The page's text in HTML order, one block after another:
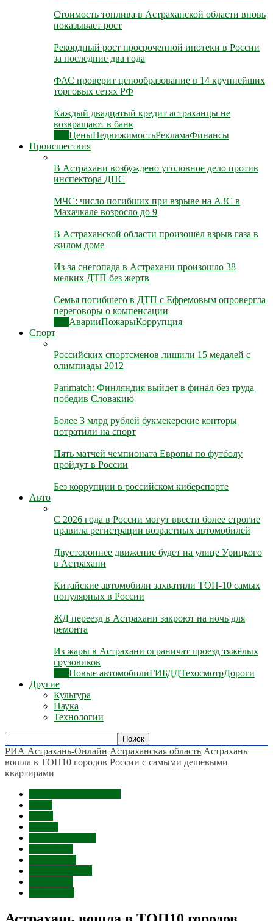
Стоимость топлива в Астраханской области вновь
показывает рост
Рекордный рост просроченной ипотеки в России
за последние два года
ФАС проверит ценообразование в 14 крупнейших
торговых сетях РФ
Каждый двадцатый кредит астраханцы не
возвращают в банк
ЦеныНедвижимостьРекламаФинансы
Происшествия
В Астрахани возбуждено уголовное дело против
инспектора ДПС
МЧС: число погибших при взрыве на АЗС в
Махачкале возросло до 9
В Астраханской области произошёл взрыв газа в
жилом доме
Из-за снегопада в Астрахани произошло 38
мелких ДТП без жертв
Семья погибшего в ДТП с Ефремовым опровергла
переговоры о компенсации
АварииПожарыКоррупция
Спорт
Российских спортсменов лишили 15 медалей с
олимпиады 2012
Parimatch: Финляндия выйдет в финал без труда
победив Словакию
Более 3 млрд рублей букмекерские конторы
потратили на спорт
Пять матчей чемпионата Европы по футболу
пройдут в России
Без коррупции в российском киберспорте
Авто
С 2026 года в России могут ввести более строгие
правила регистрации возрастных автомобилей
Двустороннее движение будет на улице Урицкого
в Астрахани
Китайские автомобили захватили ТОП-10 самых
популярных в России
ЖД переезд в Астрахани закроют на ночь для
ремонта
Из жары в Астрахани ограничат проезд тяжёлых
грузовиков
Новые автомобилиГИБДДТехосмотрДороги
Другие
Культура
Наука
Технологии
РИА Астрахань-Онлайн Астраханская область Астрахань
вошла в ТОП10 городов России с самыми дешевыми
квартирами